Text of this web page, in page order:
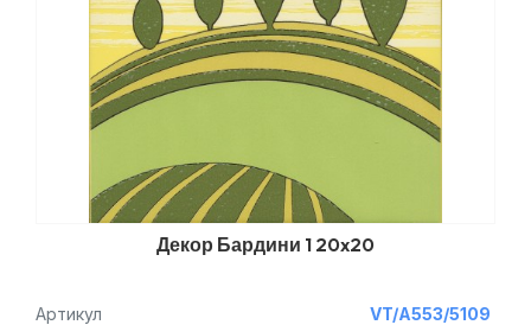
Декор Бардини 1 20x20
Артикул
VT/A553/5109